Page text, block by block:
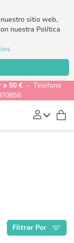
sitio web,
nuestra Política
a 50 €- Teléfono
Filtrar Por